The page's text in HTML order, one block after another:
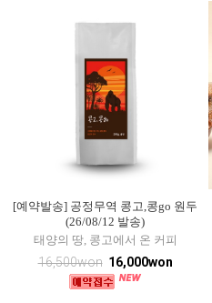
[예약발송] 공정무역 콩고,콩go 원두
(26/08/12 발송)
태양의 땅, 콩고에서 온 커피
16,500won 16,000won